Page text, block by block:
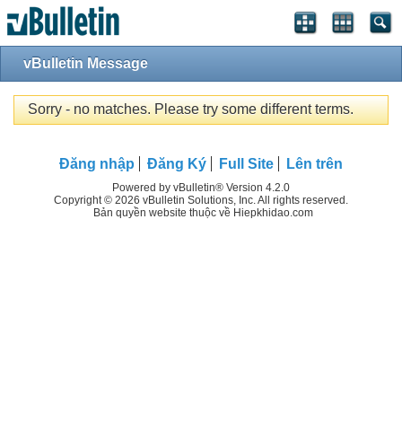
vBulletin Message
Sorry - no matches. Please try some different terms.
Đăng nhập Đăng Ký Full Site Lên trên
Powered by vBulletin® Version 4.2.0
Copyright © 2026 vBulletin Solutions, Inc. All rights reserved.
Bản quyền website thuộc về Hiepkhidao.com